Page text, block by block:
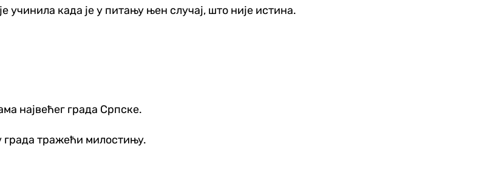
учинила када је у питању њен случај, што није истина.
највећег града Српске.
тражећи милостињу.